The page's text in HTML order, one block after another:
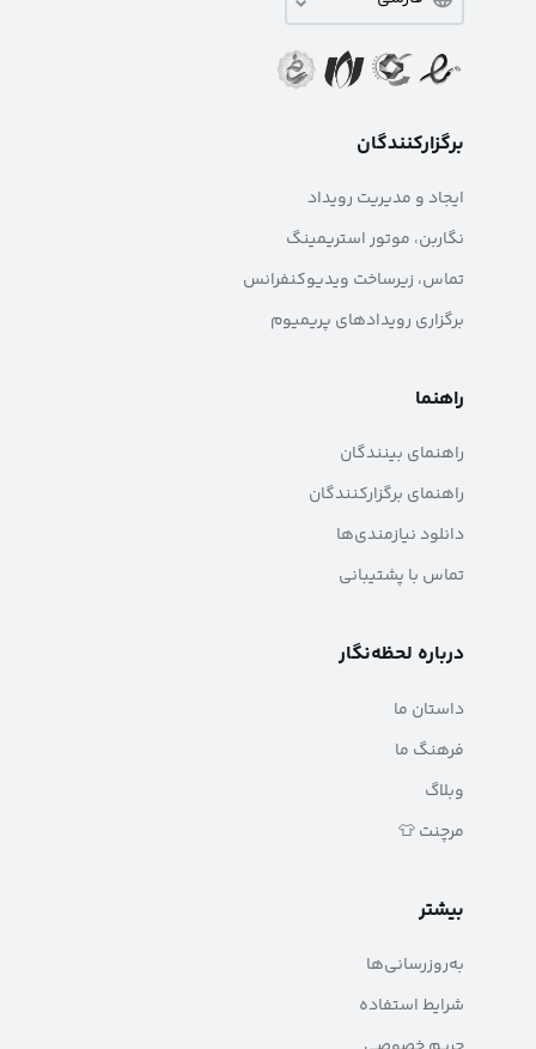
برگزارکنندگان
ایجاد و مدیریت رویداد
نگاربن، موتور استریمینگ
تماس، زیرساخت ویدیوکنفرانس
برگزاری رویدادهای پریمیوم
راهنما
راهنمای بینندگان
راهنمای برگزارکنندگان
دانلود نیازمندی‌ها
تماس با پشتیبانی
درباره لحظه‌نگار
داستان ما
فرهنگ ما
وبلاگ
مرچنت 👕
بیشتر
به‌روزرسانی‌ها
شرایط استفاده